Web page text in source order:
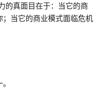
的真面目在于：当它的商
；当它的商业模式面临危机